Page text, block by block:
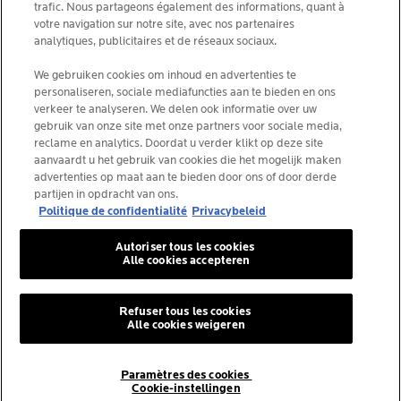
La Roche-Posay Laboratoire Dermatologique CAI
86270 La Roche-Posay France
*IQVIA NPA, dermo-cosmétiques, canal pharmacie
Belgique, volume de produits prescrits par les
dermatologues. YTD 08/2025, Belgique
© La Roche-Posay
© Centre thermal de La Roche-Posay
© Thinkstock
trafic. Nous partageons également des informations, quant à
votre navigation sur notre site, avec nos partenaires
analytiques, publicitaires et de réseaux sociaux.
We gebruiken cookies om inhoud en advertenties te
personaliseren, sociale mediafuncties aan te bieden en ons
verkeer te analyseren. We delen ook informatie over uw
gebruik van onze site met onze partners voor sociale media,
reclame en analytics. Doordat u verder klikt op deze site
aanvaardt u het gebruik van cookies die het mogelijk maken
advertenties op maat aan te bieden door ons of door derde
partijen in opdracht van ons.
Politique de confidentialité Privacybeleid
Paramètres des cookies
Cookie-instellingen
Refuser tous les cookies
Alle cookies weigeren
Autoriser tous les cookies
Alle cookies accepteren